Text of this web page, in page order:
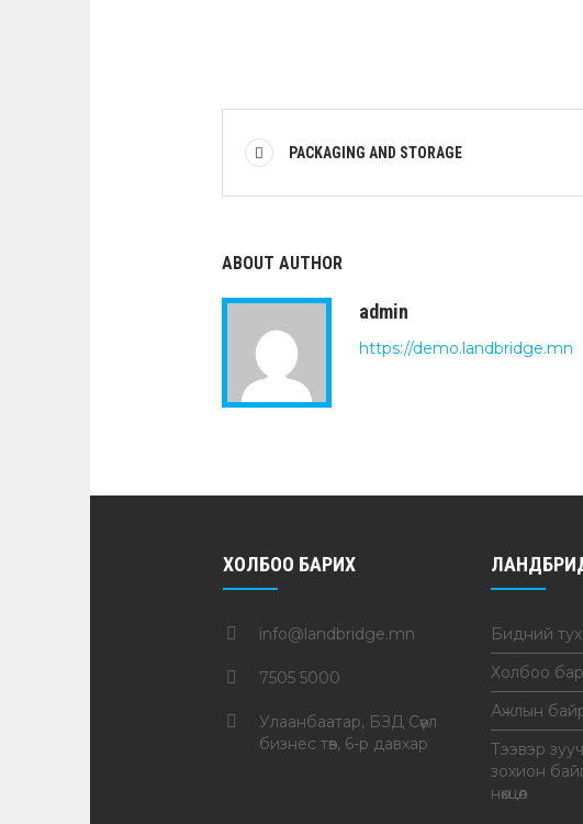
PACKAGING AND STORAGE
ABOUT AUTHOR
admin
https://demo.landbridge.mn
ХОЛБОО БАРИХ
info@landbridge.mn
7505 5000
Улаанбаатар, БЗД Сөүл
бизнес төв, 6-р давхар
Бидний
Холбоо
Ажлын
Тээвэр
зохион
нөхцөл